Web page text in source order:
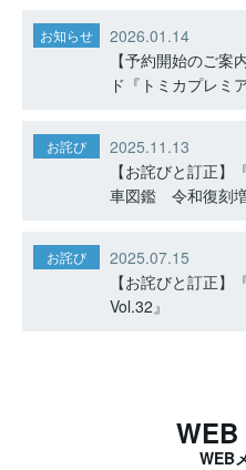
お知らせ
2026.01.14
【予約開始のご案
ド『トミカプレミ
お詫び
2025.11.13
【お詫びと訂正】
車図鑑 令和復刻増
お詫び
2025.07.15
【お詫びと訂正】
Vol.32』
WEB